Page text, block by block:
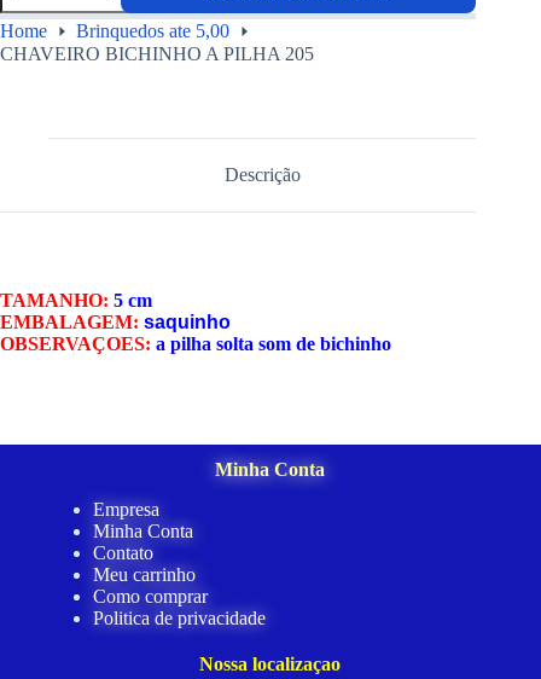
Home
Brinquedos ate 5,00
CHAVEIRO BICHINHO A PILHA 205
Descrição
TAMANHO: 5 cm
EMBALAGEM: saquinho
OBSERVAÇOES: a pilha solta som de bichinho
Minha Conta
Empresa
Minha Conta
Contato
Meu carrinho
Como comprar
Politica de privacidade
Nossa localizaçao